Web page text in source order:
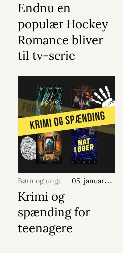
Endnu en
populær Hockey
Romance bliver
til tv-serie
Børn og unge
05. januar
2026
Krimi og
spænding for
teenagere